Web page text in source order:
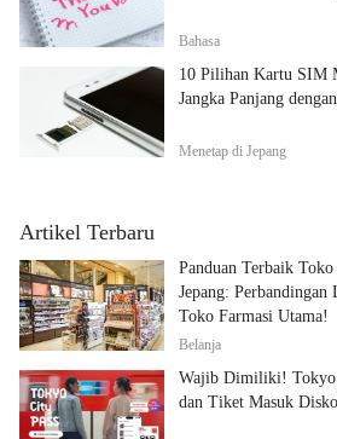
Bahasa
10 Pilihan Kartu SIM
Jangka Panjang
Menetap di Jepang
Artikel Terbaru
Panduan Terbaik
Jepang:
Toko Farmasi Utama!
Belanja
Wajib Dimiliki! Tokyo
dan Tiket Masuk